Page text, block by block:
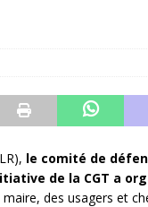
et…. des
de développement de la
Sociales et Culturelles
n°126
le comité de
de la CGT a
des usagers et